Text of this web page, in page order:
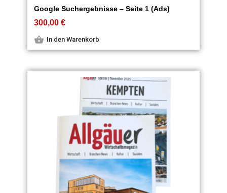
Google Suchergebnisse – Seite 1 (Ads)
300,00€
In den Warenkorb